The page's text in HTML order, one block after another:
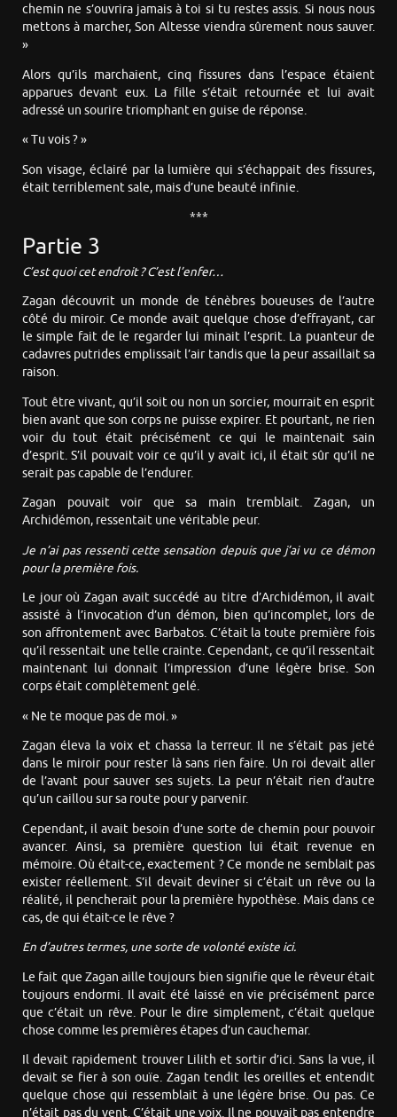
chemin ne s’ouvrira jamais à toi si tu restes assis. Si nous nous
mettons à marcher, Son Altesse viendra sûrement nous sauver.
»
Alors qu’ils marchaient, cinq fissures dans l’espace étaient
apparues devant eux. La fille s’était retournée et lui avait
adressé un sourire triomphant en guise de réponse.
« Tu vois ? »
Son visage, éclairé par la lumière qui s’échappait des fissures,
était terriblement sale, mais d’une beauté infinie.
***
Partie 3
C’est quoi cet endroit ? C’est l’enfer…
Zagan découvrit un monde de ténèbres boueuses de l’autre
côté du miroir. Ce monde avait quelque chose d’effrayant, car
le simple fait de le regarder lui minait l’esprit. La puanteur de
cadavres putrides emplissait l’air tandis que la peur assaillait sa
raison.
Tout être vivant, qu’il soit ou non un sorcier, mourrait en esprit
bien avant que son corps ne puisse expirer. Et pourtant, ne rien
voir du tout était précisément ce qui le maintenait sain
d’esprit. S’il pouvait voir ce qu’il y avait ici, il était sûr qu’il ne
serait pas capable de l’endurer.
Zagan pouvait voir que sa main tremblait. Zagan, un
Archidémon, ressentait une véritable peur.
Je n’ai pas ressenti cette sensation depuis que j’ai vu ce démon
pour la première fois.
Le jour où Zagan avait succédé au titre d’Archidémon, il avait
assisté à l’invocation d’un démon, bien qu’incomplet, lors de
son affrontement avec Barbatos. C’était la toute première fois
qu’il ressentait une telle crainte. Cependant, ce qu’il ressentait
maintenant lui donnait l’impression d’une légère brise. Son
corps était complètement gelé.
« Ne te moque pas de moi. »
Zagan éleva la voix et chassa la terreur. Il ne s’était pas jeté
dans le miroir pour rester là sans rien faire. Un roi devait aller
de l’avant pour sauver ses sujets. La peur n’était rien d’autre
qu’un caillou sur sa route pour y parvenir.
Cependant, il avait besoin d’une sorte de chemin pour pouvoir
avancer. Ainsi, sa première question lui était revenue en
mémoire. Où était-ce, exactement ? Ce monde ne semblait pas
exister réellement. S’il devait deviner si c’était un rêve ou la
réalité, il pencherait pour la première hypothèse. Mais dans ce
cas, de qui était-ce le rêve ?
En d’autres termes, une sorte de volonté existe ici.
Le fait que Zagan aille toujours bien signifie que le rêveur était
toujours endormi. Il avait été laissé en vie précisément parce
que c’était un rêve. Pour le dire simplement, c’était quelque
chose comme les premières étapes d’un cauchemar.
Il devait rapidement trouver Lilith et sortir d’ici. Sans la vue, il
devait se fier à son ouïe. Zagan tendit les oreilles et entendit
quelque chose qui ressemblait à une légère brise. Ou pas. Ce
n’était pas du vent. C’était une voix. Il ne pouvait pas entendre